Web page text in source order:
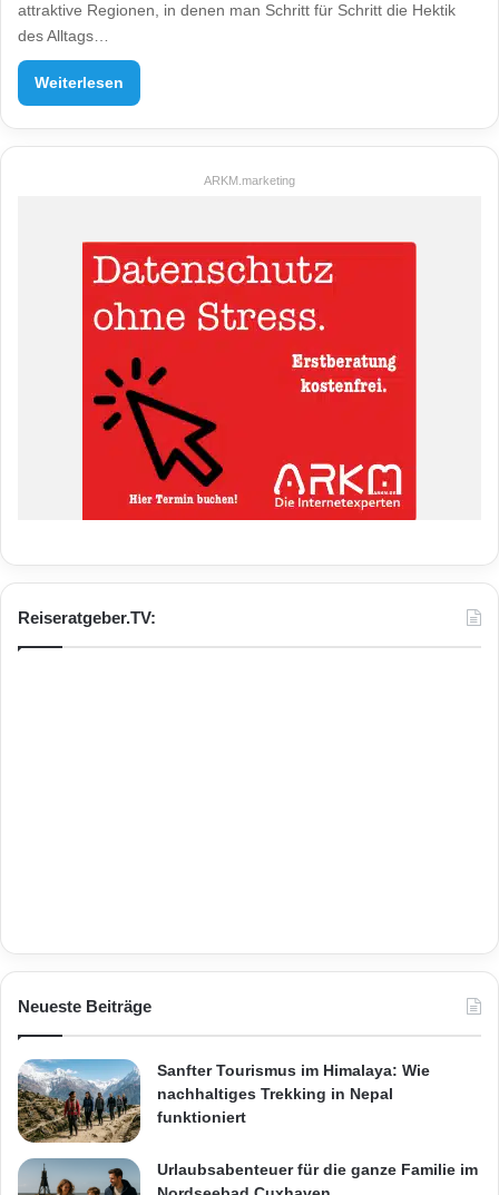
attraktive Regionen, in denen man Schritt für Schritt die Hektik
des Alltags…
Weiterlesen
ARKM.marketing
Reiseratgeber.TV:
Neueste Beiträge
Sanfter Tourismus im Himalaya: Wie
nachhaltiges Trekking in Nepal
funktioniert
Urlaubsabenteuer für die ganze Familie im